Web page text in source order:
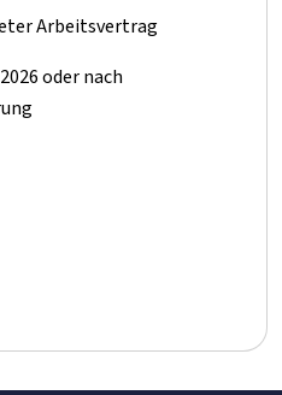
Arbeitsvertrag
oder nach